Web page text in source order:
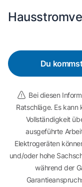
Du
Bei diesen
Ratschläge. Es
Vollständigkeit
ausgeführte
Elektrogeräten
und/oder hohe
während der